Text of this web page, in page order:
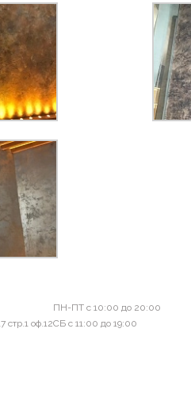
стр.1 оф.12
ПН-ПТ с 10:00 до 20:00
СБ с 11:00 до 19:00